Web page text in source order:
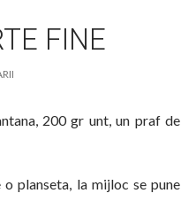
FINE
200 gr unt, un praf de
o planseta, la mijloc se pune